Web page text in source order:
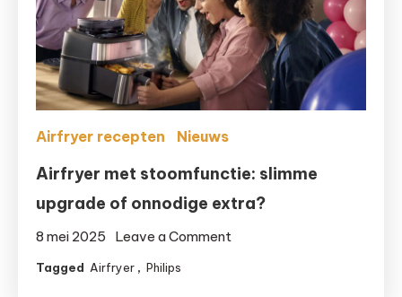
Airfryer recepten Nieuws
Airfryer met stoomfunctie: slimme
upgrade of onnodige extra?
8 mei 2025 Leave a Comment
Tagged Airfryer , Philips